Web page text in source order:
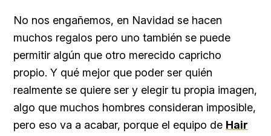
No nos engañemos, en Navidad se hacen
muchos regalos pero uno también se puede
permitir algún que otro merecido capricho
propio. Y qué mejor que poder ser quién
realmente se quiere ser y elegir tu propia imagen,
algo que muchos hombres consideran imposible,
pero eso va a acabar, porque el equipo de Hair